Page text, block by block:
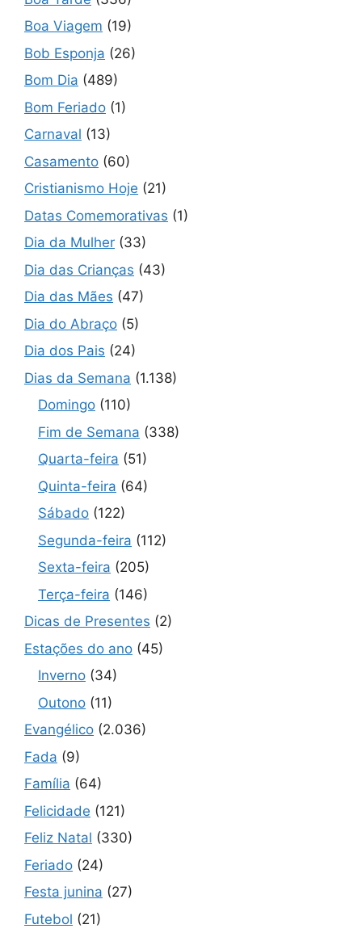
Boa Viagem (19)
Bob Esponja (26)
Bom Dia (489)
Bom Feriado (1)
Carnaval (13)
Casamento (60)
Cristianismo Hoje (21)
Datas Comemorativas (1)
Dia da Mulher (33)
Dia das Crianças (43)
Dia das Mães (47)
Dia do Abraço (5)
Dia dos Pais (24)
Dias da Semana (1.138)
Domingo (110)
Fim de Semana (338)
Quarta-feira (51)
Quinta-feira (64)
Sábado (122)
Segunda-feira (112)
Sexta-feira (205)
Terça-feira (146)
Dicas de Presentes (2)
Estações do ano (45)
Inverno (34)
Outono (11)
Evangélico (2.036)
Fada (9)
Família (64)
Felicidade (121)
Feliz Natal (330)
Feriado (24)
Festa junina (27)
Futebol (21)